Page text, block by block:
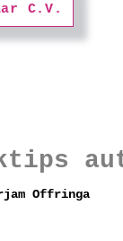
C.V.
Offringa